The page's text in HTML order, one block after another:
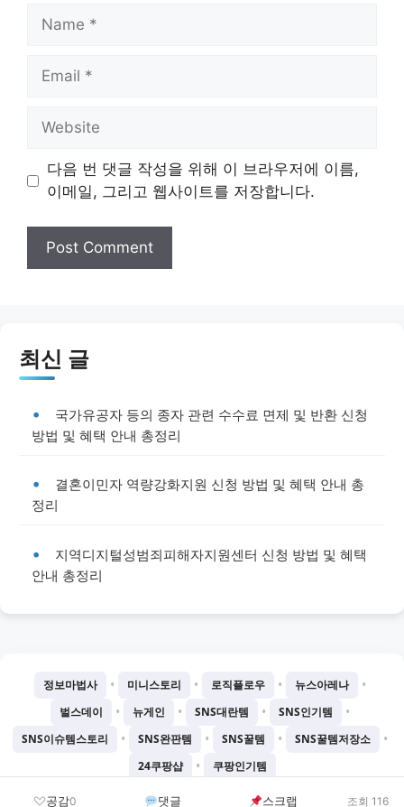
Name
Email
Website
다음 번 댓글 작성을 위해 이 브라우저에 이름,
이메일, 그리고 웹사이트를 저장합니다.
최신 글
국가유공자 등의 종자 관련 수수료 면제 및 반환 신청
방법 및 혜택 안내 총정리
결혼이민자 역량강화지원 신청 방법 및 혜택 안내 총
정리
지역디지털성범죄피해자지원센터 신청 방법 및 혜택
안내 총정리
공감0 댓글 스크랩 조회 116
정보마법사 • 미니스토리 • 로직플로우 • 뉴스아레나 •
벌스데이 • 뉴게인 • SNS대란템 • SNS인기템 •
SNS이슈템스토리 • SNS완판템 • SNS꿀템 • SNS꿀템저장소 •
24쿠팡샵 • 쿠팡인기템
©2026 Chatgtmini 프로젝트